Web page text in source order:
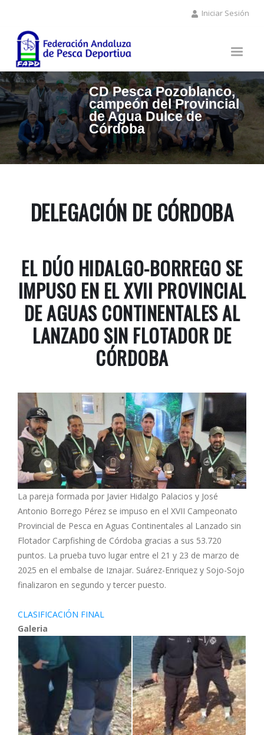
contenido
principal
Iniciar Sesión
CD Pesca Pozoblanco,
campeón del Provincial
de Agua Dulce de
Córdoba
DELEGACIÓN DE CÓRDOBA
EL DÚO HIDALGO-BORREGO SE
IMPUSO EN EL XVII PROVINCIAL
DE AGUAS CONTINENTALES AL
LANZADO SIN FLOTADOR DE
CÓRDOBA
La pareja formada por Javier Hidalgo Palacios y José
Antonio Borrego Pérez se impuso en el XVII Campeonato
Provincial de Pesca en Aguas Continentales al Lanzado sin
Flotador Carpfishing de Córdoba gracias a sus 53.720
puntos. La prueba tuvo lugar entre el 21 y 23 de marzo de
2025 en el embalse de Iznajar. Suárez-Enriquez y Sojo-Sojo
finalizaron en segundo y tercer puesto.
CLASIFICACIÓN FINAL
Galeria